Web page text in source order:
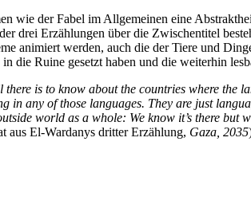
wie der Fabel im Allgemeinen eine
drei Erzählungen über die Zwischentitel
animiert werden, auch die der Tiere und
die Ruine gesetzt haben und die weiterhin
there is to know about the countries where the
in any of those languages. They are just
world as a whole: We know it’s there
aus El-Wardanys dritter Erzählung, Gaza, 2035